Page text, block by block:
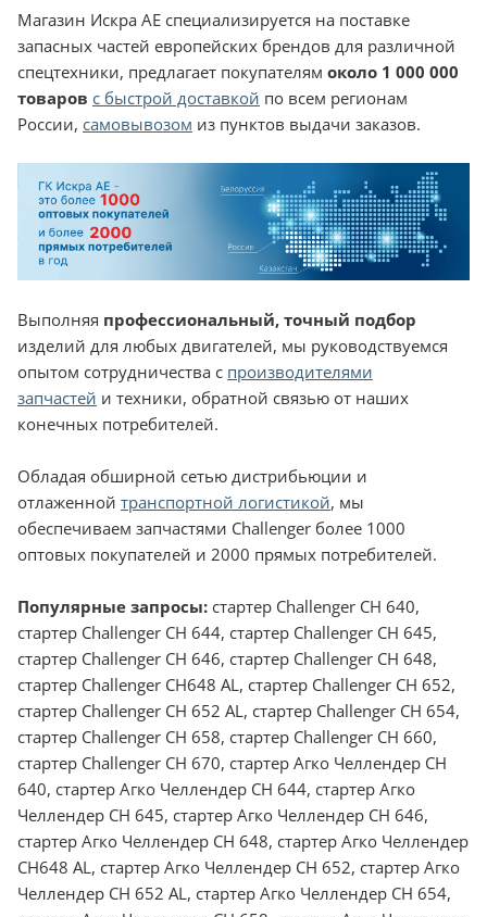
Магазин Искра АЕ специализируется на поставке
запасных частей европейских брендов для различной
спецтехники, предлагает покупателям около 1 000 000
товаров с быстрой доставкой по всем регионам
России, самовывозом из пунктов выдачи заказов.
Выполняя профессиональный, точный подбор
изделий для любых двигателей, мы руководствуемся
опытом сотрудничества с производителями
запчастей и техники, обратной связью от наших
конечных потребителей.
Обладая обширной сетью дистрибьюции и
отлаженной транспортной логистикой, мы
обеспечиваем запчастями Challenger более 1000
оптовых покупателей и 2000 прямых потребителей.
Популярные запросы: стартер Challenger CH 640,
стартер Challenger CH 644, стартер Challenger CH 645,
стартер Challenger CH 646, стартер Challenger СН 648,
стартер Challenger СН648 AL, стартер Challenger СН 652,
стартер Challenger СН 652 AL, стартер Challenger CH 654,
стартер Challenger CH 658, стартер Challenger CH 660,
стартер Challenger CH 670, стартер Агко Челлендер CH
640, стартер Агко Челлендер CH 644, стартер Агко
Челлендер CH 645, стартер Агко Челлендер CH 646,
стартер Агко Челлендер СН 648, стартер Агко Челлендер
СН648 AL, стартер Агко Челлендер СН 652, стартер Агко
Челлендер СН 652 AL, стартер Агко Челлендер CH 654,